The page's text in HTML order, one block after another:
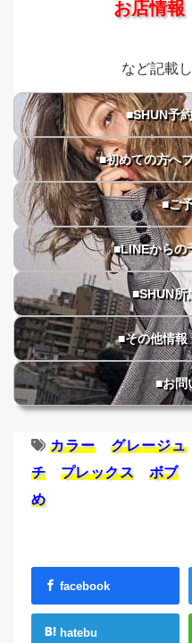
お店情報
など記載
■SHUN予
■初めての方へ
■ご
■LINEからの
■SHUN所
■その他情報
■お問
カラー グレージュ
チ
プレックス ボブ
め
facebook
hatebu